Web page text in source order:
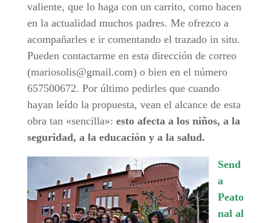
valiente, que lo haga con un carrito, como hacen
en la actualidad muchos padres. Me ofrezco a
acompañarles e ir comentando el trazado in situ.
Pueden contactarme en esta dirección de correo
(mariosolis@gmail.com) o bien en el número
657500672. Por último pedirles que cuando
hayan leído la propuesta, vean el alcance de esta
obra tan «sencilla»: esto afecta a los niños, a la
seguridad, a la educación y a la salud.
Send
a
Peato
nal al